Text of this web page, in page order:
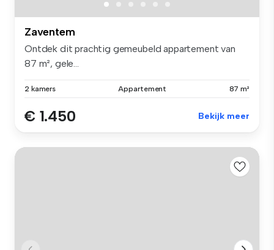
Zaventem
Ontdek dit prachtig gemeubeld appartement van
87 m², gele...
2 kamers Appartement 87 m²
€ 1.450 Bekijk meer